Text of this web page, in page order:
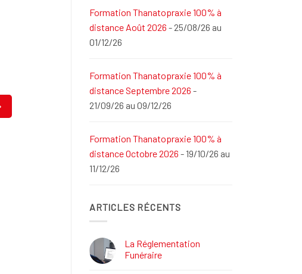
Formation Thanatopraxie 100% à
distance Août 2026 - 25/08/26 au
01/12/26
Formation Thanatopraxie 100% à
distance Septembre 2026 -
21/09/26 au 09/12/26
Formation Thanatopraxie 100% à
distance Octobre 2026 - 19/10/26 au
11/12/26
ARTICLES RÉCENTS
La Réglementation
Funéraire